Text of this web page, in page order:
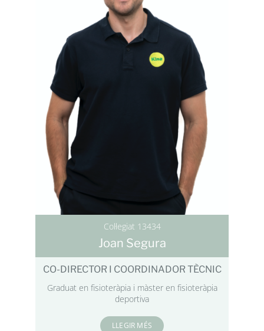
Col·legiat 13434
Joan Segura
CO-DIRECTOR I COORDINADOR TÈCNIC
Graduat en fisioteràpia i màster en fisioteràpia
deportiva
LLEGIR MÉS